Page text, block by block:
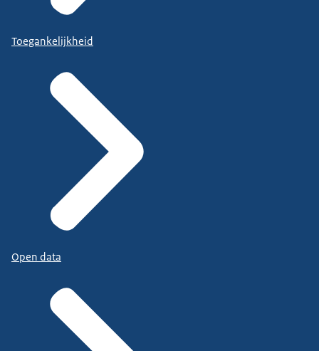
Toegankelijkheid
Open data